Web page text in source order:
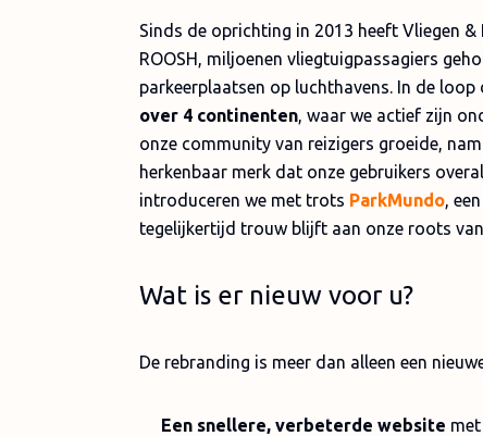
Sinds de oprichting in 2013 heeft Vliegen
ROOSH, miljoenen vliegtuigpassagiers
parkeerplaatsen op luchthavens. In de
over 4 continenten, waar we actief zijn
onze community van reizigers groeide,
herkenbaar merk dat onze gebruikers
introduceren we met trots ParkMundo,
tegelijkertijd trouw blijft aan onze roots
Wat is er nieuw voor u?
De rebranding is meer dan alleen een
Een snellere, verbeterde website